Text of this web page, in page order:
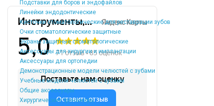
Подставки для боров и эндофайлов
Линейки эндодонтические
Кисточки стоматологические для реставрации зубов
Очки стоматологические защитные
Экраны защитные стоматологические
Аксессуары для хирургии и имплантации
Аксессуары для ортопедии
Демонстрационные модели челюстей с зубами
Учебные модели челюстей с зубами
Общие аксессуары
Хирургические тренажеры